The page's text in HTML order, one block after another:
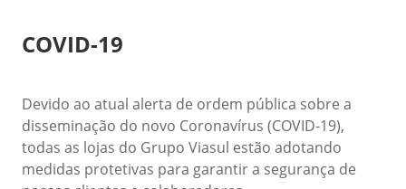
COVID-19
Devido ao atual alerta de ordem pública sobre a
disseminação do novo Coronavírus (COVID-19),
todas as lojas do Grupo Viasul estão adotando
medidas protetivas para garantir a segurança de